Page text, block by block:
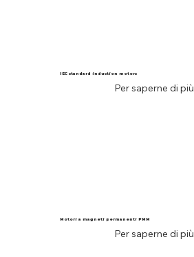
IEC standard induction motors
Per saperne di più
Motori a magneti permanenti PMM
Per saperne di più